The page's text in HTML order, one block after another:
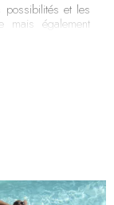
et les
mais également
avec les amis,
donc sans
pouvant entraîner